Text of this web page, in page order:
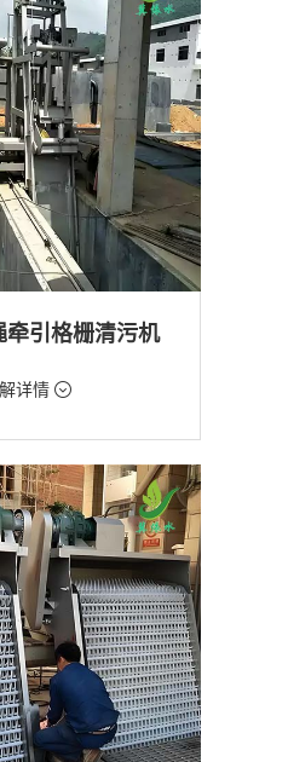
引格栅清污机
详情